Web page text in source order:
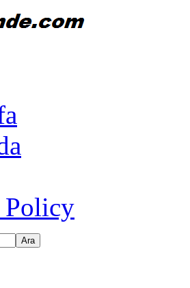
Policy
Ara